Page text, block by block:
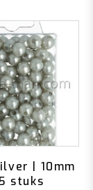
| 10mm
stuks